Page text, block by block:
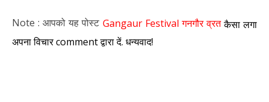
Note : आपको यह पोस्ट Gangaur Festival गनगौर व्रतकैसा लगा
अपना विचार comment द्वारा दें. धन्यवाद!